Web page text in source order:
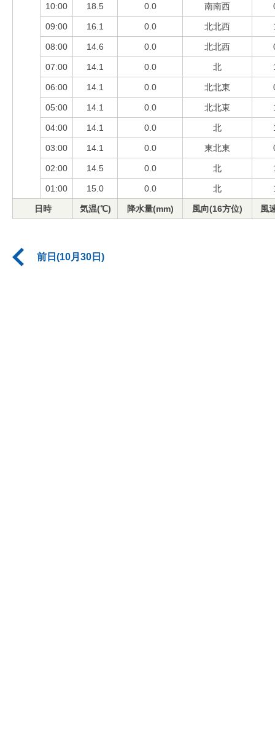
10:00 18.5 0.0 南南西
09:00 16.1 0.0 北北西
08:00 14.6 0.0 北北西
07:00 14.1 0.0 北
06:00 14.1 0.0 北北東
05:00 14.1 0.0 北北東
04:00 14.1 0.0 北
03:00 14.1 0.0 東北東
02:00 14.5 0.0 北
01:00 15.0 0.0 北
日時 気温(℃) 降水量(mm) 風向(16方位) 風
前日(10月30日)